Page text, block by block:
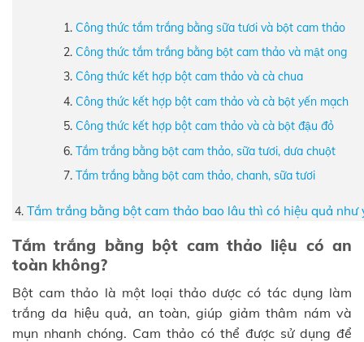
Công thức tắm trắng bằng sữa tươi và bột cam thảo
Công thức tắm trắng bằng bột cam thảo và mật ong
Công thức kết hợp bột cam thảo và cà chua
Công thức kết hợp bột cam thảo và cà bột yến mạch
Công thức kết hợp bột cam thảo và cà bột đậu đỏ
Tắm trắng bằng bột cam thảo, sữa tươi, dưa chuột
Tắm trắng bằng bột cam thảo, chanh, sữa tươi
Tắm trắng bằng bột cam thảo bao lâu thì có hiệu quả như
Tắm trắng bằng bột cam thảo liệu có an
toàn không?
Bột cam thảo là một loại thảo dược có tác dụng làm
trắng da hiệu quả, an toàn, giúp giảm thâm nám và
mụn nhanh chóng. Cam thảo có thể được sử dụng để